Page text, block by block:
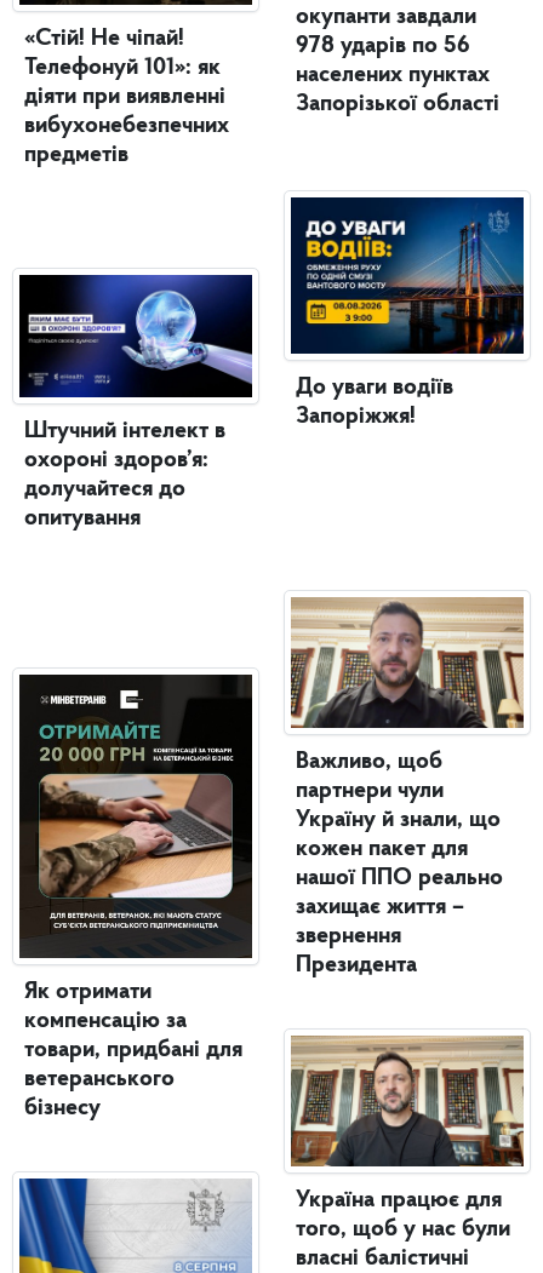
«Стій! Не чіпай!
Телефонуй 101»: як
діяти при виявленні
вибухонебезпечних
предметів
Штучний інтелект в
охороні здоров’я:
долучайтеся до
опитування
Як отримати
компенсацію за
товари, придбані для
ветеранського
бізнесу
окупанти завдали
978 ударів по 56
населених пунктах
Запорізької області
До уваги водіїв
Запоріжжя!
Важливо, щоб
партнери чули
Україну й знали, що
кожен пакет для
нашої ППО реально
захищає життя –
звернення
Президента
Україна працює для
того, щоб у нас були
власні балістичні